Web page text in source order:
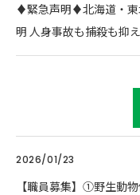
♦️緊急声明♦️北海道・東
明 人身事故も捕殺も抑
2026/01/23
【職員募集】①野生動